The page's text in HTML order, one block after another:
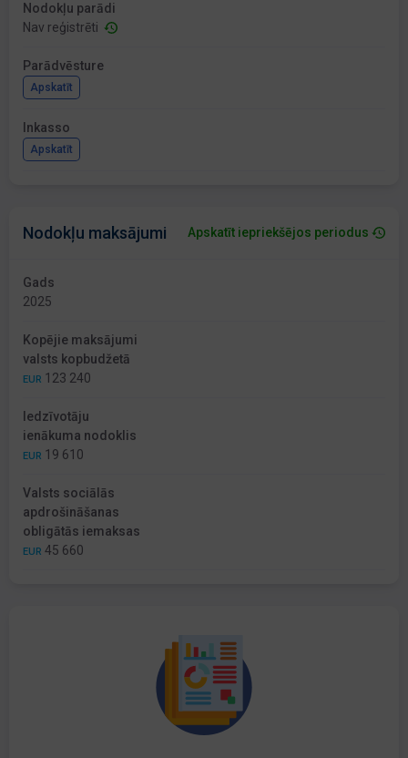
Nodokļu parādi
Nav reģistrēti
Parādvēsture
Apskatīt
Inkasso
Apskatīt
Nodokļu maksājumi Apskatīt iepriekšējos periodus
Gads
2025
Kopējie maksājumi
valsts kopbudžetā
EUR 123 240
Iedzīvotāju
ienākuma nodoklis
EUR 19 610
Valsts sociālās
apdrošināšanas
obligātās iemaksas
EUR 45 660